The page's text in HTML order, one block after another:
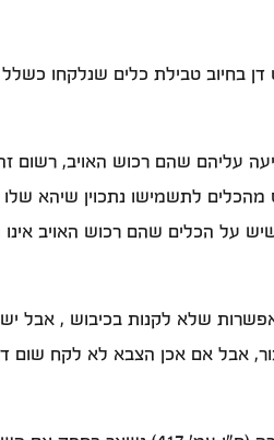
דן בחיוב טבילת כלים שנלקחו
שהם רכוש האויב, רשום זה
מהכלים לתשמישו נתכוין
על הכלים שהם רכוש האויב
שלא לקנות בכיבוש , אבל יש
אבל אם אכן הצבא לא לקח שום